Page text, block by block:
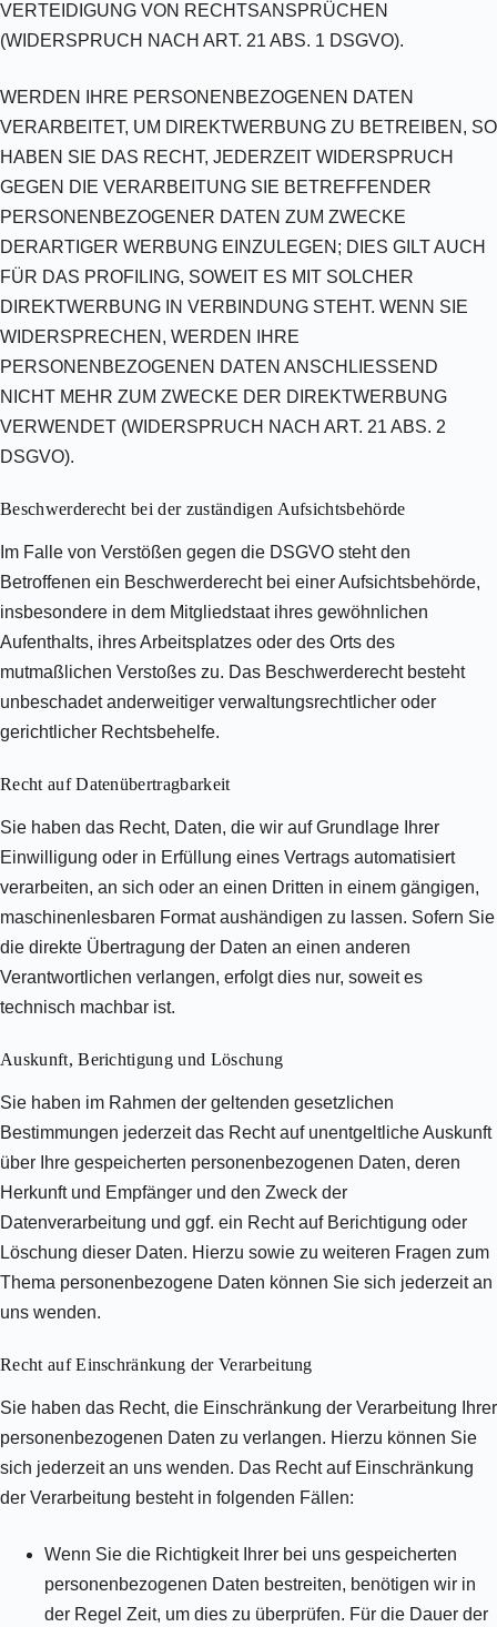
VERTEIDIGUNG VON RECHTSANSPRÜCHEN
(WIDERSPRUCH NACH ART. 21 ABS. 1 DSGVO).
WERDEN IHRE PERSONENBEZOGENEN DATEN
VERARBEITET, UM DIREKTWERBUNG ZU BETREIBEN, SO
HABEN SIE DAS RECHT, JEDERZEIT WIDERSPRUCH
GEGEN DIE VERARBEITUNG SIE BETREFFENDER
PERSONENBEZOGENER DATEN ZUM ZWECKE
DERARTIGER WERBUNG EINZULEGEN; DIES GILT AUCH
FÜR DAS PROFILING, SOWEIT ES MIT SOLCHER
DIREKTWERBUNG IN VERBINDUNG STEHT. WENN SIE
WIDERSPRECHEN, WERDEN IHRE
PERSONENBEZOGENEN DATEN ANSCHLIESSEND
NICHT MEHR ZUM ZWECKE DER DIREKTWERBUNG
VERWENDET (WIDERSPRUCH NACH ART. 21 ABS. 2
DSGVO).
Beschwerde­recht bei der zuständigen Aufsichts­behörde
Im Falle von Verstößen gegen die DSGVO steht den
Betroffenen ein Beschwerderecht bei einer Aufsichtsbehörde,
insbesondere in dem Mitgliedstaat ihres gewöhnlichen
Aufenthalts, ihres Arbeitsplatzes oder des Orts des
mutmaßlichen Verstoßes zu. Das Beschwerderecht besteht
unbeschadet anderweitiger verwaltungsrechtlicher oder
gerichtlicher Rechtsbehelfe.
Recht auf Daten­übertrag­barkeit
Sie haben das Recht, Daten, die wir auf Grundlage Ihrer
Einwilligung oder in Erfüllung eines Vertrags automatisiert
verarbeiten, an sich oder an einen Dritten in einem gängigen,
maschinenlesbaren Format aushändigen zu lassen. Sofern Sie
die direkte Übertragung der Daten an einen anderen
Verantwortlichen verlangen, erfolgt dies nur, soweit es
technisch machbar ist.
Auskunft, Berichtigung und Löschung
Sie haben im Rahmen der geltenden gesetzlichen
Bestimmungen jederzeit das Recht auf unentgeltliche Auskunft
über Ihre gespeicherten personenbezogenen Daten, deren
Herkunft und Empfänger und den Zweck der
Datenverarbeitung und ggf. ein Recht auf Berichtigung oder
Löschung dieser Daten. Hierzu sowie zu weiteren Fragen zum
Thema personenbezogene Daten können Sie sich jederzeit an
uns wenden.
Recht auf Einschränkung der Verarbeitung
Sie haben das Recht, die Einschränkung der Verarbeitung Ihrer
personenbezogenen Daten zu verlangen. Hierzu können Sie
sich jederzeit an uns wenden. Das Recht auf Einschränkung
der Verarbeitung besteht in folgenden Fällen:
Wenn Sie die Richtigkeit Ihrer bei uns gespeicherten
personenbezogenen Daten bestreiten, benötigen wir in
der Regel Zeit, um dies zu überprüfen. Für die Dauer der